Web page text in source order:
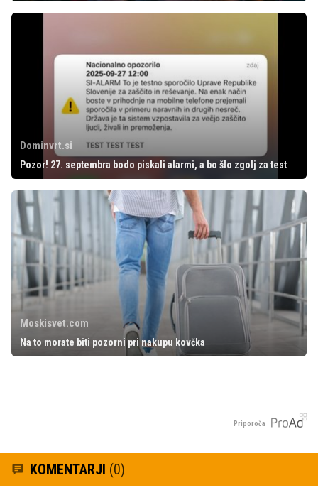
Dominvrt.si
Pozor! 27. septembra bodo piskali alarmi, a bo šlo zgolj za test
Moskisvet.com
Na to morate biti pozorni pri nakupu kovčka
Priporoča
KOMENTARJI (0)